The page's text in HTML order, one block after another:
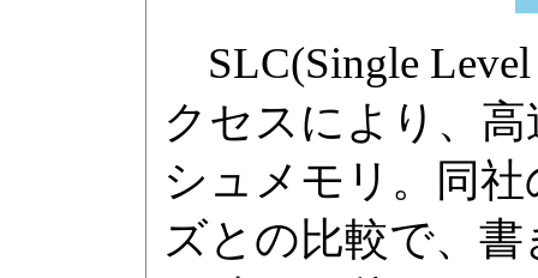
SLC(Single
クセスにより、
シュメモリ。同
ズとの比較で、